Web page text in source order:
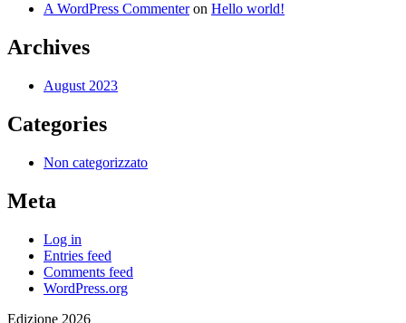
A WordPress Commenteron Hello world!
Archives
August 2023
Categories
Non categorizzato
Meta
Log in
Entries feed
Comments feed
WordPress.org
Edizione 2026